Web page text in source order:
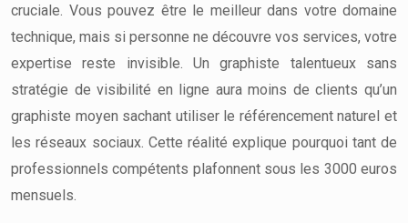
cruciale. Vous pouvez être le meilleur dans votre domaine
technique, mais si personne ne découvre vos services, votre
expertise reste invisible. Un graphiste talentueux sans
stratégie de visibilité en ligne aura moins de clients qu’un
graphiste moyen sachant utiliser le référencement naturel et
les réseaux sociaux. Cette réalité explique pourquoi tant de
professionnels compétents plafonnent sous les 3000 euros
mensuels.